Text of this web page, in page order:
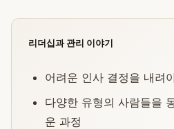
리더십과 관리 이야기
어려운 인사 결정을 내려
다양한 유형의 사람들을
운 과정